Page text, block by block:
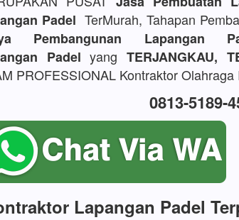
Padel TerMurah, Tahapan
Pembangunan Lapangan
Padel yangTERJANGKAU,
PROFESSIONAL Kontraktor Olahraga
0813-5189-
Lapangan Padel